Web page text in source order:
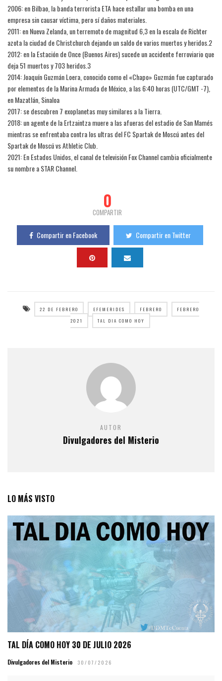
2006: en Bilbao, la banda terrorista ETA hace estallar una bomba en una
empresa sin causar víctima, pero sí daños materiales.
2011: en Nueva Zelanda, un terremoto de magnitud 6,3 en la escala de Richter
azota la ciudad de Christchurch dejando un saldo de varios muertos y heridos.2​
2012: en la Estación de Once (Buenos Aires) sucede un accidente ferroviario que
deja 51 muertos y 703 heridos.3​
2014: Joaquín Guzmán Loera, conocido como el «Chapo» Guzmán fue capturado
por elementos de la Marina Armada de México, a las 6:40 horas (UTC/GMT -7),
en Mazatlán, Sinaloa
2017: se descubren 7 exoplanetas muy similares a la Tierra.
2018: un agente de la Ertzaintza muere a las afueras del estadio de San Mamés
mientras se enfrentaba contra los ultras del FC Spartak de Moscú antes del
Spartak de Moscú vs Athletic Club.
2021: En Estados Unidos, el canal de televisión Fox Channel cambia oficialmente
su nombre a STAR Channel.
0
COMPARTIR
Compartir en Facebook Compartir en Twitter
22 DE FEBRERO EFEMERIDES FEBRERO
FEBRERO
2021
TAL DIA COMO HOY
AUTOR
Divulgadores del Misterio
LO MÁS VISTO
TAL DÍA COMO HOY 30 DE JULIO 2026
Divulgadores del Misterio 30/07/2026